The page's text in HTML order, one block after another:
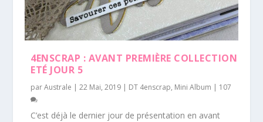
4ENSCRAP : AVANT PREMIÈRE COLLECTION
ETÉ JOUR 5
parAustrale |22 Mai, 2019 | DT 4enscrap, Mini Album | 107
C’est déjà le dernier jour de présentation en avant